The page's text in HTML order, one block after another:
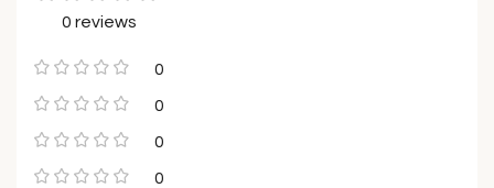
0 reviews
0
0
0
0